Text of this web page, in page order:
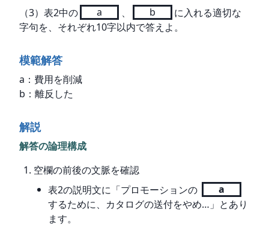
（3）表2中の a b
に入れる適切な
字句を、それぞれ10字以内で答えよ。
模範解答
a：費用を削減
b：離反した
解説
解答の論理構成
空欄の前後の文脈を確認
表2の説明文に「プロモーションの
a
するために、カタログの送付をやめ…」とあり
ます。